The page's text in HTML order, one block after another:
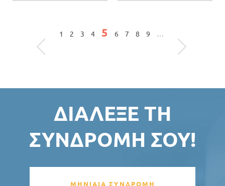
1 2 3 4 5 6 7 8 9 …
ΔΙΆΛΕΞΕ ΤΗ
ΣΥΝΔΡΟΜΉ ΣΟΥ!
ΜΗΝΙΑΙΑ ΣΥΝΔΡΟΜΗ